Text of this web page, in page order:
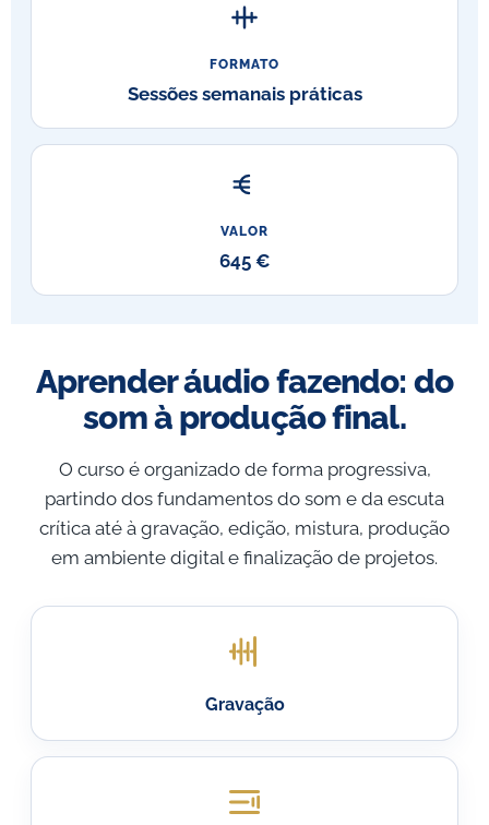
FORMATO
Sessões semanais práticas
VALOR
645 €
Aprender áudio fazendo: do
som à produção final.
O curso é organizado de forma progressiva,
partindo dos fundamentos do som e da escuta
crítica até à gravação, edição, mistura, produção
em ambiente digital e finalização de projetos.
Gravação